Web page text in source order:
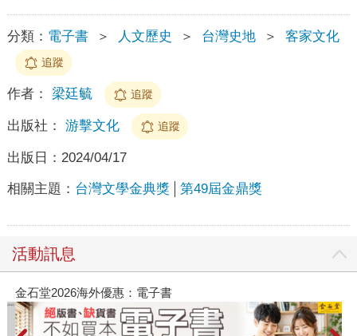
分類： 電子書 ＞ 人文歷史 ＞ 台灣史地 ＞ 客家文化
追蹤
作者： 梁廷毓 追蹤
出版社： 游擊文化 追蹤
出版日： 2024/04/17
相關主題： 台灣文學金典獎 第49屆金鼎獎
活動訊息
2026海外優惠：電子書